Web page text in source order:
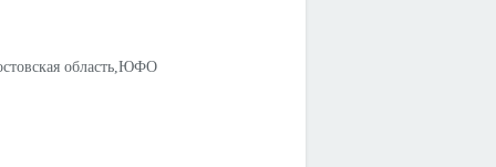
область,ЮФО